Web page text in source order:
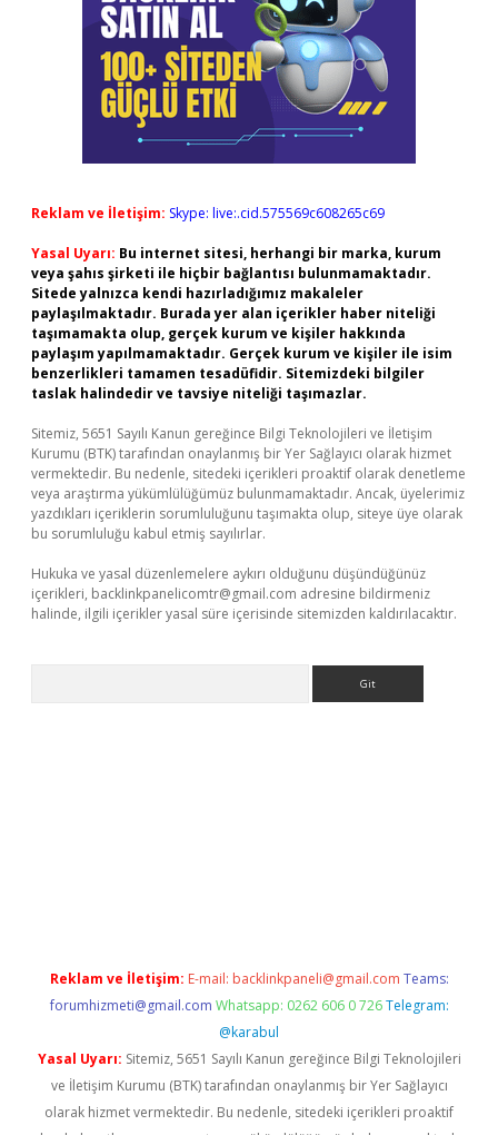
Reklam ve İletişim: Skype: live:.cid.575569c608265c69
Yasal Uyarı: Bu internet sitesi, herhangi bir marka, kurum
veya şahıs şirketi ile hiçbir bağlantısı bulunmamaktadır.
Sitede yalnızca kendi hazırladığımız makaleler
paylaşılmaktadır. Burada yer alan içerikler haber niteliği
taşımamakta olup, gerçek kurum ve kişiler hakkında
paylaşım yapılmamaktadır. Gerçek kurum ve kişiler ile isim
benzerlikleri tamamen tesadüfidir. Sitemizdeki bilgiler
taslak halindedir ve tavsiye niteliği taşımazlar.
Sitemiz, 5651 Sayılı Kanun gereğince Bilgi Teknolojileri ve İletişim
Kurumu (BTK) tarafından onaylanmış bir Yer Sağlayıcı olarak hizmet
vermektedir. Bu nedenle, sitedeki içerikleri proaktif olarak denetleme
veya araştırma yükümlülüğümüz bulunmamaktadır. Ancak, üyelerimiz
yazdıkları içeriklerin sorumluluğunu taşımakta olup, siteye üye olarak
bu sorumluluğu kabul etmiş sayılırlar.
Hukuka ve yasal düzenlemelere aykırı olduğunu düşündüğünüz
içerikleri, backlinkpanelicomtr@gmail.com adresine bildirmeniz
halinde, ilgili içerikler yasal süre içerisinde sitemizden kaldırılacaktır.
Reklam ve İletişim: E-mail: backlinkpaneli@gmail.com Teams:
forumhizmeti@gmail.com Whatsapp: 0262 606 0 726 Telegram:
@karabul
Yasal Uyarı: Sitemiz, 5651 Sayılı Kanun gereğince Bilgi Teknolojileri
ve İletişim Kurumu (BTK) tarafından onaylanmış bir Yer Sağlayıcı
olarak hizmet vermektedir. Bu nedenle, sitedeki içerikleri proaktif